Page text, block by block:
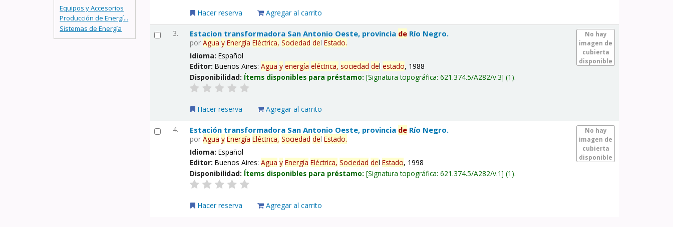
Equipos y Accesorios
Producción de Energí...
Sistemas de Energía
Hacer reserva Agregar al carrito
3.
No hay
imagen de
cubierta
disponible
Estacion transformadora San Antonio Oeste, provincia de Río Negro.
porAgua y Energía Eléctrica, Sociedad delEstado.
Idioma:Español
Editor:Buenos Aires:Agua y energía eléctrica, sociedad delestado, 1988
Disponibilidad: Ítems disponibles para préstamo: Signatura topográfica:621.374.5/A282/v.3 (1).
Hacer reserva Agregar al carrito
4.
No hay
imagen de
cubierta
disponible
Estación transformadora San Antonio Oeste, provincia de Río Negro.
porAgua y Energía Eléctrica, Sociedad delEstado.
Idioma:Español
Editor:Buenos Aires:Agua y Energía Eléctrica, Sociedad delEstado, 1998
Disponibilidad: Ítems disponibles para préstamo: Signatura topográfica:621.374.5/A282/v.1 (1).
Hacer reserva Agregar al carrito